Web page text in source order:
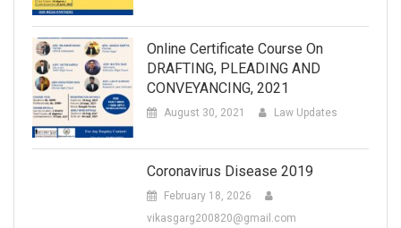
Online Certificate Course On
DRAFTING, PLEADING AND
CONVEYANCING, 2021
August 30, 2021 Law Updates
Coronavirus Disease 2019
February 18, 2026
vikasgarg200820@gmail.com